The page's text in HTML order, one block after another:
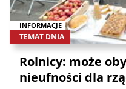
INFORMACJE
TEMAT DNIA
Rolnicy: może
nieufności dla